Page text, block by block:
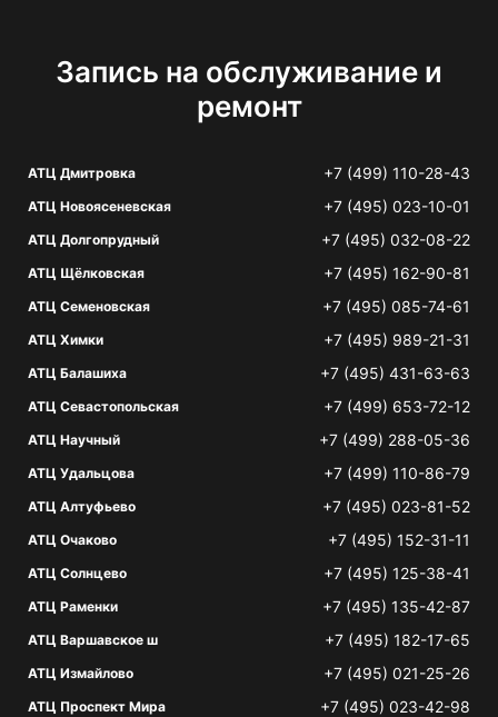
Запись на обслуживание и
ремонт
АТЦ Дмитровка +7 (499) 110-28-43
АТЦ Новоясеневская +7 (495) 023-10-01
АТЦ Долгопрудный +7 (495) 032-08-22
АТЦ Щёлковская +7 (495) 162-90-81
АТЦ Семеновская +7 (495) 085-74-61
АТЦ Химки +7 (495) 989-21-31
АТЦ Балашиха +7 (495) 431-63-63
АТЦ Севастопольская +7 (499) 653-72-12
АТЦ Научный +7 (499) 288-05-36
АТЦ Удальцова +7 (499) 110-86-79
АТЦ Алтуфьево +7 (495) 023-81-52
АТЦ Очаково +7 (495) 152-31-11
АТЦ Солнцево +7 (495) 125-38-41
АТЦ Раменки +7 (495) 135-42-87
АТЦ Варшавское ш +7 (495) 182-17-65
АТЦ Измайлово +7 (495) 021-25-26
АТЦ Проспект Мира +7 (495) 023-42-98